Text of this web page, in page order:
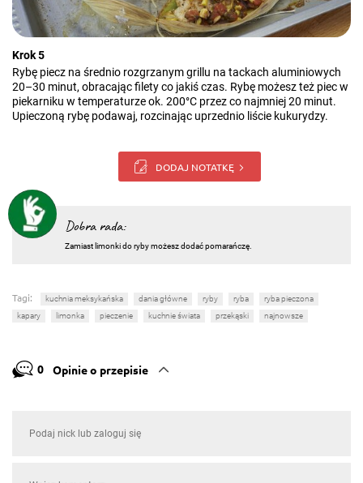
Krok 5
Rybę piecz na średnio rozgrzanym grillu na tackach aluminiowych
20–30 minut, obracając filety co jakiś czas. Rybę możesz też piec w
piekarniku w temperaturze ok. 200°C przez co najmniej 20 minut.
Upieczoną rybę podawaj, rozcinając uprzednio liście kukurydzy.
DODAJ NOTATKĘ
Dobra rada:
Zamiast limonki do ryby możesz dodać pomarańczę.
Tagi: kuchnia meksykańska dania główne ryby ryba
ryba pieczona
kapary
limonka pieczenie kuchnie świata przekąski najnowsze
0 Opinie o przepisie